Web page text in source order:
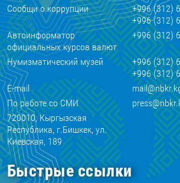
Сообщи о коррупции
+996 (312)
+996 (312)
Автоинформатор
официальных курсов валют
+996 (312)
Нумизматический музей
+996 (312)
+996 (312)
E-mail
По работе со СМИ
720010, Кыргызская
Республика, г.Бишкек, ул.
Киевская, 189
Быстрые ссылки